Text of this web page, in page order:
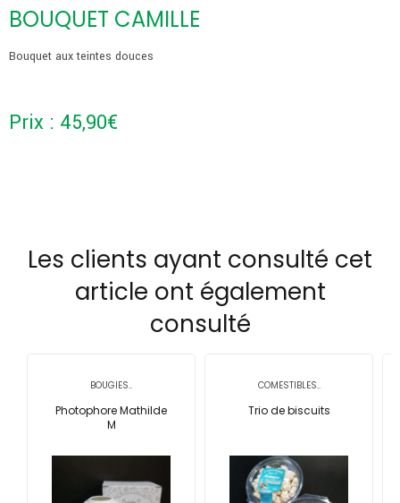
BOUQUET CAMILLE
Bouquet aux teintes douces
Prix : 45,90€
Les clients ayant consulté cet
article ont également
consulté
BOUGIES..
Photophore Mathilde
M
COMESTIBLES..
Trio de biscuits